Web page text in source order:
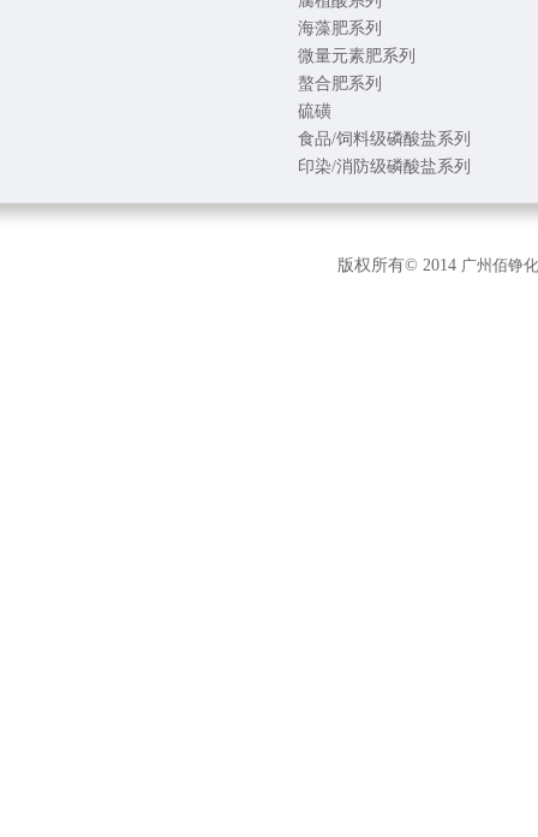
海藻肥系列
微量元素肥系列
螯合肥系列
硫磺
食品/饲料级磷酸盐系列
印染/消防级磷酸盐系列
版权所有© 2014 广州佰铮